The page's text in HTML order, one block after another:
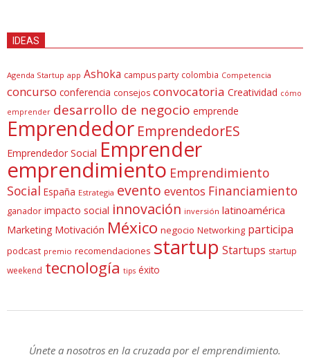
IDEAS
Agenda Startup app Ashoka campus party colombia Competencia
concurso conferencia consejos convocatoria Creatividad cómo
emprender desarrollo de negocio emprende
Emprendedor EmprendedorES
Emprendedor Social Emprender
emprendimiento Emprendimiento
Social España Estrategia evento eventos Financiamiento
ganador impacto social innovación inversión latinoamérica
Marketing Motivación México negocio Networking participa
podcast premio recomendaciones startup Startups startup
weekend tecnología tips éxito
Únete a nosotros en la cruzada por el emprendimiento.